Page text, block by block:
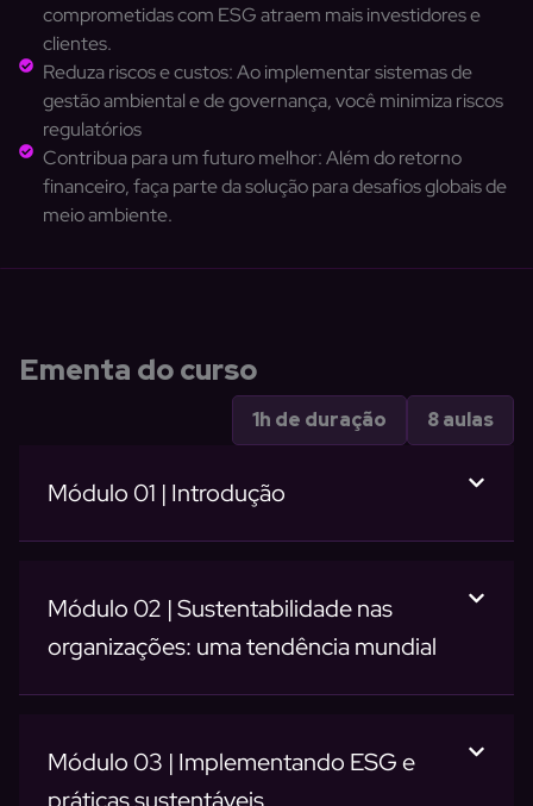
comprometidas com ESG atraem mais investidores e
clientes.
Reduza riscos e custos: Ao implementar sistemas de
gestão ambiental e de governança, você minimiza riscos
regulatórios
Contribua para um futuro melhor: Além do retorno
financeiro, faça parte da solução para desafios globais de
meio ambiente.
Ementa do curso
8 aulas
1h de duração
Módulo 01 | Introdução
Módulo 02 | Sustentabilidade nas
organizações: uma tendência mundial
Módulo 03 | Implementando ESG e